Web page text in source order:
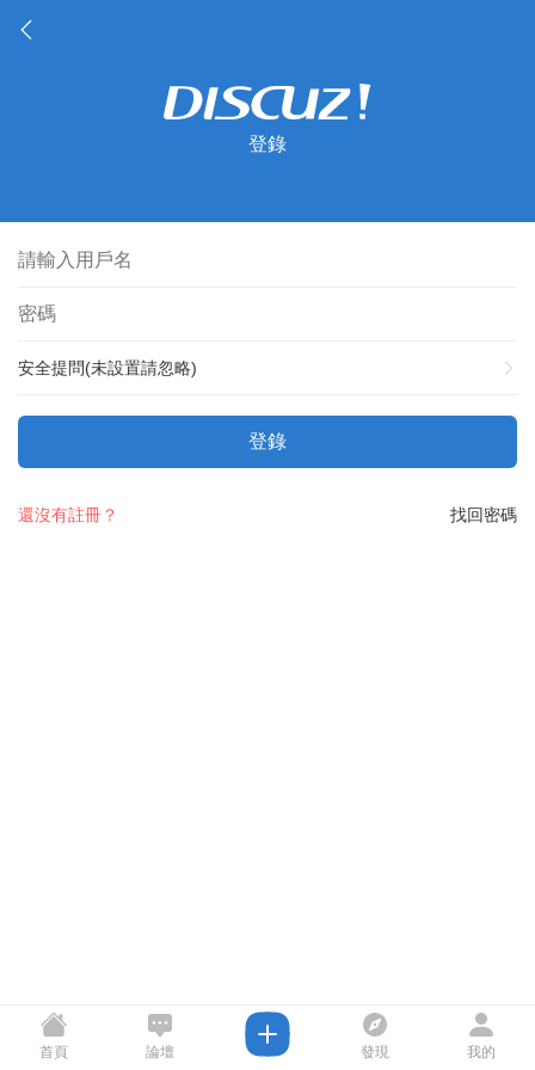
登錄
安全提問(未設置請忽略)
登錄
找回密碼
還沒有註冊？
首頁 論壇 發現 我的